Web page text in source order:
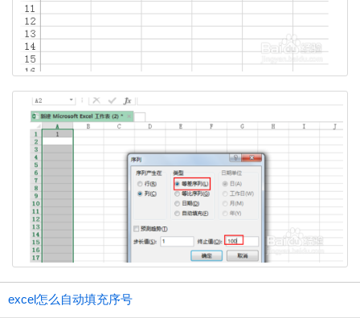
excel怎么自动填充序号